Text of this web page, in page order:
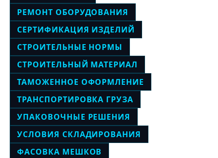
РЕМОНТ ОБОРУДОВАНИЯ
СЕРТИФИКАЦИЯ ИЗДЕЛИЙ
СТРОИТЕЛЬНЫЕ НОРМЫ
СТРОИТЕЛЬНЫЙ МАТЕРИАЛ
ТАМОЖЕННОЕ ОФОРМЛЕНИЕ
ТРАНСПОРТИРОВКА ГРУЗА
УПАКОВОЧНЫЕ РЕШЕНИЯ
УСЛОВИЯ СКЛАДИРОВАНИЯ
ФАСОВКА МЕШКОВ